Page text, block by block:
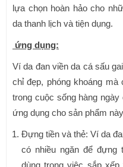
lựa chọn hoàn hảo cho
da thanh lịch và tiện dụng.
ứng dụng:
Ví da đan viền da cá sấu
chỉ đẹp, phóng khoáng
trong cuộc sống hàng
ứng dụng cho sản phẩm
Đựng tiền và thẻ: Ví da
có nhiều ngăn để đựng